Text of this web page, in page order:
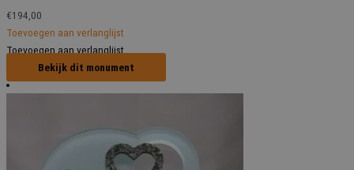
€194,00
Toevoegen aan verlanglijst
Toevoegen aan verlanglijst
Bekijk dit monument